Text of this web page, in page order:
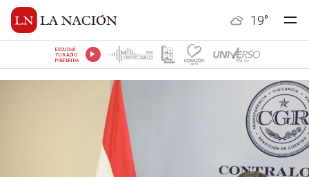
19°
ESCUCHÁ
TU RADIO
PREFERIDA